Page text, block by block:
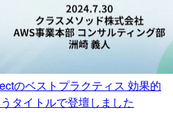
のベストプラクティス 効果的
タイトルで登壇しました